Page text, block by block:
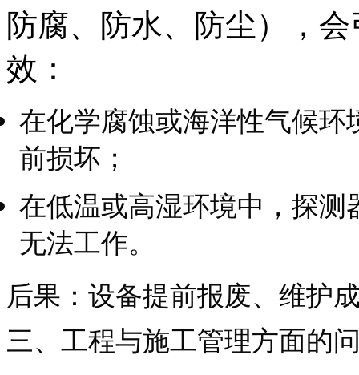
防腐、防水、防尘），
效：
在化学腐蚀或海洋性气候
前损坏；
在低温或高湿环境中，探
无法工作。
后果：设备提前报废、维护
三、工程与施工管理方面的